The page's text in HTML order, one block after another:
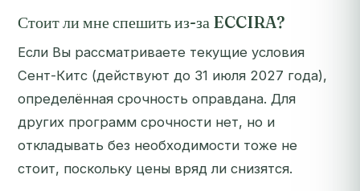
Стоит ли мне спешить из-за ECCIRA?
Если Вы рассматриваете текущие условия
Сент-Китс (действуют до 31 июля 2027 года),
определённая срочность оправдана. Для
других программ срочности нет, но и
откладывать без необходимости тоже не
стоит, поскольку цены вряд ли снизятся.